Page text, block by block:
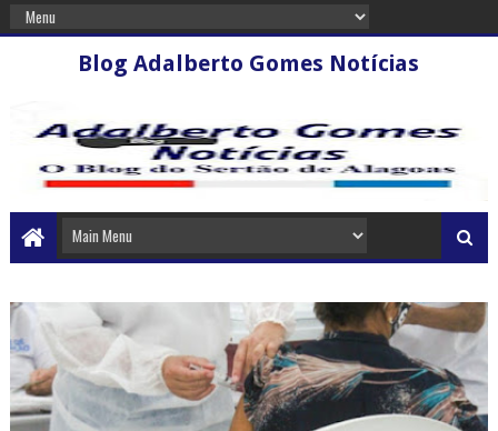
Blog Adalberto Gomes Notícias